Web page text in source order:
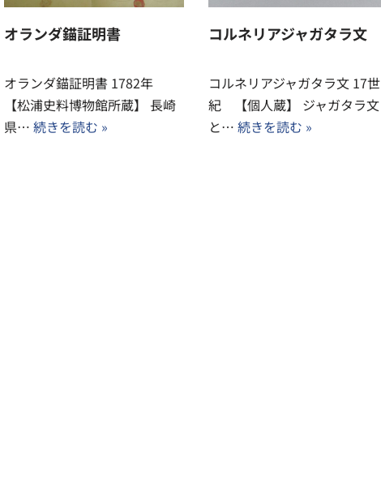
オランダ錨証明書
オランダ錨証明書 1782年
【松浦史料博物館所蔵】 長崎
県… 続きを読む »
コルネリアジャガタラ文
コルネリアジャガタラ文 17世
紀 【個人蔵】 ジャガタラ文
と… 続きを読む »